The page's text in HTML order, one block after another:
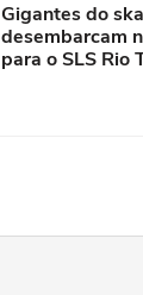
Gigantes do
desembarcam
para o SLS Rio